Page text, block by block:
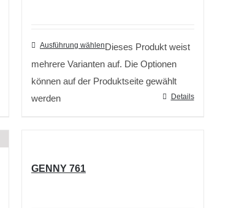
Ausführung wählenDieses Produkt weist
mehrere Varianten auf. Die Optionen
können auf der Produktseite gewählt
werden
Details
GENNY 761